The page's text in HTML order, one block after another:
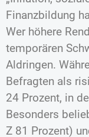
Finanzbildung
Wer höhere
temporären
Aldringen.
Befragten als
24 Prozent, in
Besonders
Z 81 Prozent)